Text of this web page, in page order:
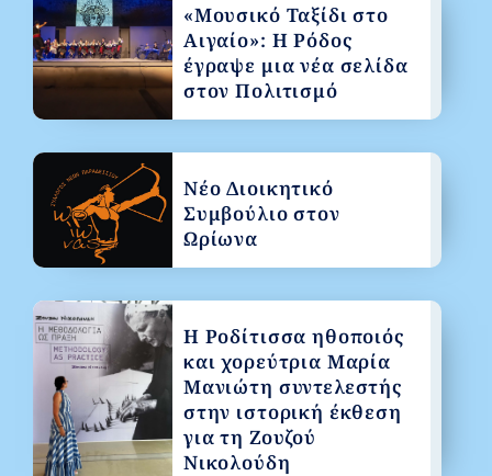
«Μουσικό Ταξίδι στο
Αιγαίο»: Η Ρόδος
έγραψε μια νέα σελίδα
στον Πολιτισμό
Νέο Διοικητικό
Συμβούλιο στον
Ωρίωνα
Η Ροδίτισσα ηθοποιός
και χορεύτρια Μαρία
Μανιώτη συντελεστής
στην ιστορική έκθεση
για τη Ζουζού
Νικολούδη